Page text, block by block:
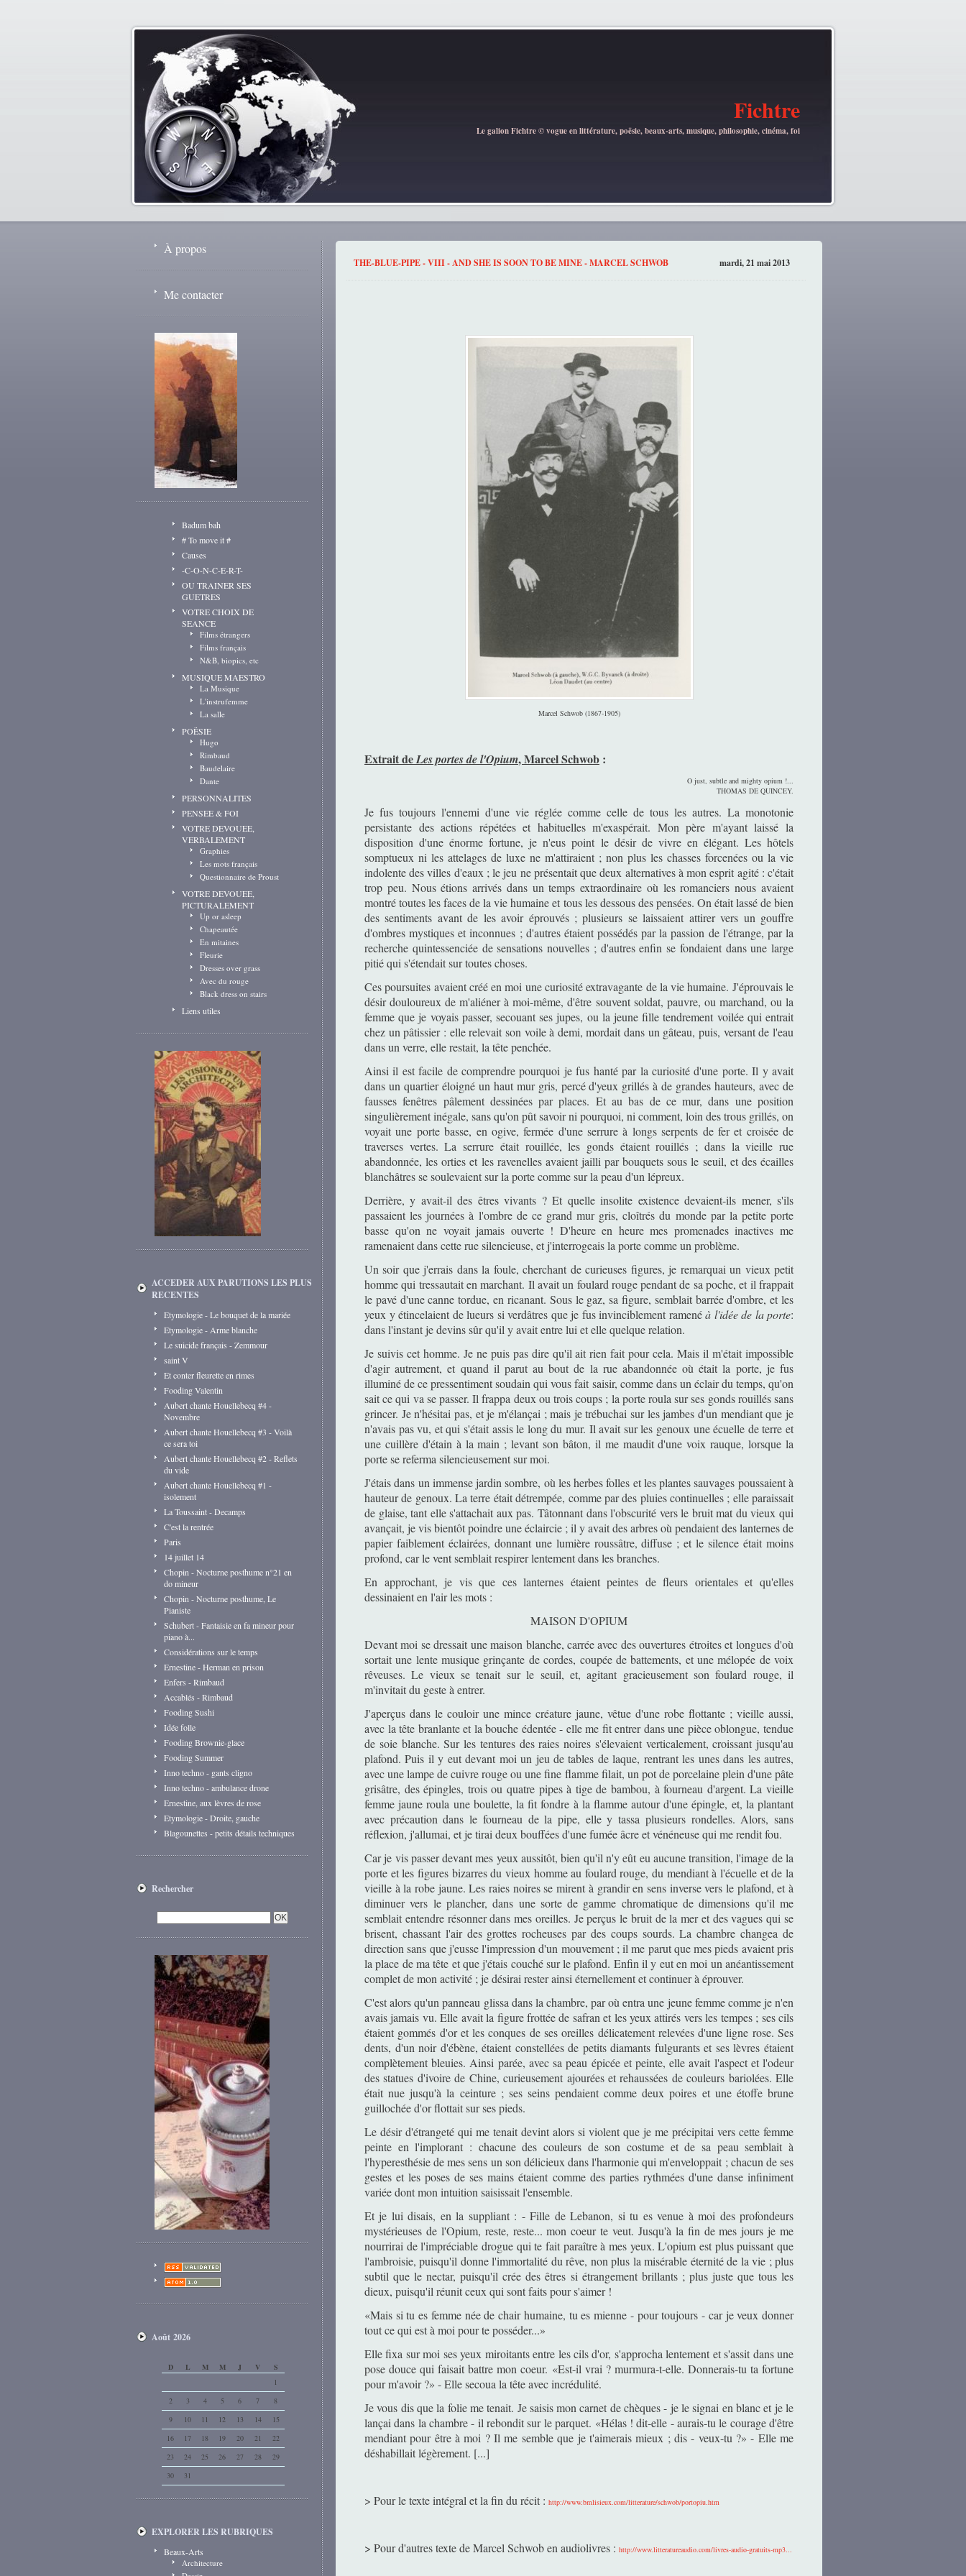
Fichtre
Le galion Fichtre © vogue en littérature, poësie, beaux-arts, musique, philosophie, cinéma, foi
À propos
Me contacter
Badum bah
# To move it #
Causes
-C-O-N-C-E-R-T-
OU TRAINER SES
GUETRES
VOTRE CHOIX DE
SEANCE
Films étrangers
Films français
N&B, biopics, etc
MUSIQUE MAESTRO
La Musique
L'instrufemme
La salle
POËSIE
Hugo
Rimbaud
Baudelaire
Dante
PERSONNALITES
PENSEE & FOI
VOTRE DEVOUEE,
VERBALEMENT
Graphies
Les mots français
Questionnaire de Proust
VOTRE DEVOUEE,
PICTURALEMENT
Up or asleep
Chapeautée
En mitaines
Fleurie
Dresses over grass
Avec du rouge
Black dress on stairs
Liens utiles
ACCEDER AUX PARUTIONS LES PLUS
RECENTES
Etymologie - Le bouquet de la mariée
Etymologie - Arme blanche
Le suicide français - Zemmour
saint V
Et conter fleurette en rimes
Fooding Valentin
Aubert chante Houellebecq #4 -
Novembre
Aubert chante Houellebecq #3 - Voilà
ce sera toi
Aubert chante Houellebecq #2 - Reflets
du vide
Aubert chante Houellebecq #1 -
isolement
La Toussaint - Decamps
C'est la rentrée
Paris
14 juillet 14
Chopin - Nocturne posthume n°21 en
do mineur
Chopin - Nocturne posthume, Le
Pianiste
Schubert - Fantaisie en fa mineur pour
piano à...
Considérations sur le temps
Ernestine - Herman en prison
Enfers - Rimbaud
Accablés - Rimbaud
Fooding Sushi
Idée folle
Fooding Brownie-glace
Fooding Summer
Inno techno - gants cligno
Inno techno - ambulance drone
Ernestine, aux lèvres de rose
Etymologie - Droite, gauche
Blagounettes - petits détails techniques
Rechercher
Août 2026
D L M M J V
S
1
2
3 4 5 6 7
8
9
10 11 12 13 14
15
16
17 18 19 20 21
22
23
24 25 26 27 28
29
30
31
EXPLORER LES RUBRIQUES
Beaux-Arts
Architecture
mardi, 21 mai 2013
THE-BLUE-PIPE - VIII - AND SHE IS SOON TO BE MINE - MARCEL SCHWOB
Marcel Schwob (1867-1905)
Extrait deLes portes de l'Opium, Marcel Schwob :
O just, subtle and mighty opium !...
THOMAS DE QUINCEY.
Je fus toujours l'ennemi d'une vie réglée comme celle de tous les autres. La monotonie
persistante des actions répétées et habituelles m'exaspérait. Mon père m'ayant laissé la
disposition d'une énorme fortune, je n'eus point le désir de vivre en élégant. Les hôtels
somptueux ni les attelages de luxe ne m'attiraient ; non plus les chasses forcenées ou la vie
indolente des villes d'eaux ; le jeu ne présentait que deux alternatives à mon esprit agité : c'était
trop peu. Nous étions arrivés dans un temps extraordinaire où les romanciers nous avaient
montré toutes les faces de la vie humaine et tous les dessous des pensées. On était lassé de bien
des sentiments avant de les avoir éprouvés ; plusieurs se laissaient attirer vers un gouffre
d'ombres mystiques et inconnues ; d'autres étaient possédés par la passion de l'étrange, par la
recherche quintessenciée de sensations nouvelles ; d'autres enfin se fondaient dans une large
pitié qui s'étendait sur toutes choses.
Ces poursuites avaient créé en moi une curiosité extravagante de la vie humaine. J'éprouvais le
désir douloureux de m'aliéner à moi-même, d'être souvent soldat, pauvre, ou marchand, ou la
femme que je voyais passer, secouant ses jupes, ou la jeune fille tendrement voilée qui entrait
chez un pâtissier : elle relevait son voile à demi, mordait dans un gâteau, puis, versant de l'eau
dans un verre, elle restait, la tête penchée.
Ainsi il est facile de comprendre pourquoi je fus hanté par la curiosité d'une porte. Il y avait
dans un quartier éloigné un haut mur gris, percé d'yeux grillés à de grandes hauteurs, avec de
fausses fenêtres pâlement dessinées par places. Et au bas de ce mur, dans une position
singulièrement inégale, sans qu'on pût savoir ni pourquoi, ni comment, loin des trous grillés, on
voyait une porte basse, en ogive, fermée d'une serrure à longs serpents de fer et croisée de
traverses vertes. La serrure était rouillée, les gonds étaient rouillés ; dans la vieille rue
abandonnée, les orties et les ravenelles avaient jailli par bouquets sous le seuil, et des écailles
blanchâtres se soulevaient sur la porte comme sur la peau d'un lépreux.
Derrière, y avait-il des êtres vivants ? Et quelle insolite existence devaient-ils mener, s'ils
passaient les journées à l'ombre de ce grand mur gris, cloîtrés du monde par la petite porte
basse qu'on ne voyait jamais ouverte ! D'heure en heure mes promenades inactives me
ramenaient dans cette rue silencieuse, et j'interrogeais la porte comme un problème.
Un soir que j'errais dans la foule, cherchant de curieuses figures, je remarquai un vieux petit
homme qui tressautait en marchant. Il avait un foulard rouge pendant de sa poche, et il frappait
le pavé d'une canne tordue, en ricanant. Sous le gaz, sa figure, semblait barrée d'ombre, et les
yeux y étincelaient de lueurs si verdâtres que je fus invinciblement ramenéà l'idée de la porte:
dans l'instant je devins sûr qu'il y avait entre lui et elle quelque relation.
Je suivis cet homme. Je ne puis pas dire qu'il ait rien fait pour cela. Mais il m'était impossible
d'agir autrement, et quand il parut au bout de la rue abandonnée où était la porte, je fus
illuminé de ce pressentiment soudain qui vous fait saisir, comme dans un éclair du temps, qu'on
sait ce qui va se passer. Il frappa deux ou trois coups ; la porte roula sur ses gonds rouillés sans
grincer. Je n'hésitai pas, et je m'élançai ; mais je trébuchai sur les jambes d'un mendiant que je
n'avais pas vu, et qui s'était assis le long du mur. Il avait sur les genoux une écuelle de terre et
une cuillère d'étain à la main ; levant son bâton, il me maudit d'une voix rauque, lorsque la
porte se referma silencieusement sur moi.
J'étais dans un immense jardin sombre, où les herbes folles et les plantes sauvages poussaient à
hauteur de genoux. La terre était détrempée, comme par des pluies continuelles ; elle paraissait
de glaise, tant elle s'attachait aux pas. Tâtonnant dans l'obscurité vers le bruit mat du vieux qui
avançait, je vis bientôt poindre une éclaircie ; il y avait des arbres où pendaient des lanternes de
papier faiblement éclairées, donnant une lumière roussâtre, diffuse ; et le silence était moins
profond, car le vent semblait respirer lentement dans les branches.
En approchant, je vis que ces lanternes étaient peintes de fleurs orientales et qu'elles
dessinaient en l'air les mots :
MAISON D'OPIUM
Devant moi se dressait une maison blanche, carrée avec des ouvertures étroites et longues d'où
sortait une lente musique grinçante de cordes, coupée de battements, et une mélopée de voix
rêveuses. Le vieux se tenait sur le seuil, et, agitant gracieusement son foulard rouge, il
m'invitait du geste à entrer.
J'aperçus dans le couloir une mince créature jaune, vêtue d'une robe flottante ; vieille aussi,
avec la tête branlante et la bouche édentée - elle me fit entrer dans une pièce oblongue, tendue
de soie blanche. Sur les tentures des raies noires s'élevaient verticalement, croissant jusqu'au
plafond. Puis il y eut devant moi un jeu de tables de laque, rentrant les unes dans les autres,
avec une lampe de cuivre rouge ou une fine flamme filait, un pot de porcelaine plein d'une pâte
grisâtre, des épingles, trois ou quatre pipes à tige de bambou, à fourneau d'argent. La vieille
femme jaune roula une boulette, la fit fondre à la flamme autour d'une épingle, et, la plantant
avec précaution dans le fourneau de la pipe, elle y tassa plusieurs rondelles. Alors, sans
réflexion, j'allumai, et je tirai deux bouffées d'une fumée âcre et vénéneuse qui me rendit fou.
Car je vis passer devant mes yeux aussitôt, bien qu'il n'y eût eu aucune transition, l'image de la
porte et les figures bizarres du vieux homme au foulard rouge, du mendiant à l'écuelle et de la
vieille à la robe jaune. Les raies noires se mirent à grandir en sens inverse vers le plafond, et à
diminuer vers le plancher, dans une sorte de gamme chromatique de dimensions qu'il me
semblait entendre résonner dans mes oreilles. Je perçus le bruit de la mer et des vagues qui se
brisent, chassant l'air des grottes rocheuses par des coups sourds. La chambre changea de
direction sans que j'eusse l'impression d'un mouvement ; il me parut que mes pieds avaient pris
la place de ma tête et que j'étais couché sur le plafond. Enfin il y eut en moi un anéantissement
complet de mon activité ; je désirai rester ainsi éternellement et continuer à éprouver.
C'est alors qu'un panneau glissa dans la chambre, par où entra une jeune femme comme je n'en
avais jamais vu. Elle avait la figure frottée de safran et les yeux attirés vers les tempes ; ses cils
étaient gommés d'or et les conques de ses oreilles délicatement relevées d'une ligne rose. Ses
dents, d'un noir d'ébène, étaient constellées de petits diamants fulgurants et ses lèvres étaient
complètement bleuies. Ainsi parée, avec sa peau épicée et peinte, elle avait l'aspect et l'odeur
des statues d'ivoire de Chine, curieusement ajourées et rehaussées de couleurs bariolées. Elle
était nue jusqu'à la ceinture ; ses seins pendaient comme deux poires et une étoffe brune
guillochée d'or flottait sur ses pieds.
Le désir d'étrangeté qui me tenait devint alors si violent que je me précipitai vers cette femme
peinte en l'implorant : chacune des couleurs de son costume et de sa peau semblait à
l'hyperesthésie de mes sens un son délicieux dans l'harmonie qui m'enveloppait ; chacun de ses
gestes et les poses de ses mains étaient comme des parties rythmées d'une danse infiniment
variée dont mon intuition saisissait l'ensemble.
Et je lui disais, en la suppliant : - Fille de Lebanon, si tu es venue à moi des profondeurs
mystérieuses de l'Opium, reste, reste... mon coeur te veut. Jusqu'à la fin de mes jours je me
nourrirai de l'impréciable drogue qui te fait paraître à mes yeux. L'opium est plus puissant que
l'ambroisie, puisqu'il donne l'immortalité du rêve, non plus la misérable éternité de la vie ; plus
subtil que le nectar, puisqu'il crée des êtres si étrangement brillants ; plus juste que tous les
dieux, puisqu'il réunit ceux qui sont faits pour s'aimer !
«Mais si tu es femme née de chair humaine, tu es mienne - pour toujours - car je veux donner
tout ce qui est à moi pour te posséder...»
Elle fixa sur moi ses yeux miroitants entre les cils d'or, s'approcha lentement et s'assit dans une
pose douce qui faisait battre mon coeur. «Est-il vrai ? murmura-t-elle. Donnerais-tu ta fortune
pour m'avoir ?» - Elle secoua la tête avec incrédulité.
Je vous dis que la folie me tenait. Je saisis mon carnet de chèques - je le signai en blanc et je le
lançai dans la chambre - il rebondit sur le parquet. «Hélas ! dit-elle - aurais-tu le courage d'être
mendiant pour être à moi ? Il me semble que je t'aimerais mieux ; dis - veux-tu ?» - Elle me
déshabillait légèrement. [...]
> Pour le texte intégral et la fin du récit : http://www.bmlisieux.com/litterature/schwob/portopiu.htm
> Pour d'autres texte de Marcel Schwob en audiolivres : http://www.litteratureaudio.com/livres-audio-gratuits-mp3...